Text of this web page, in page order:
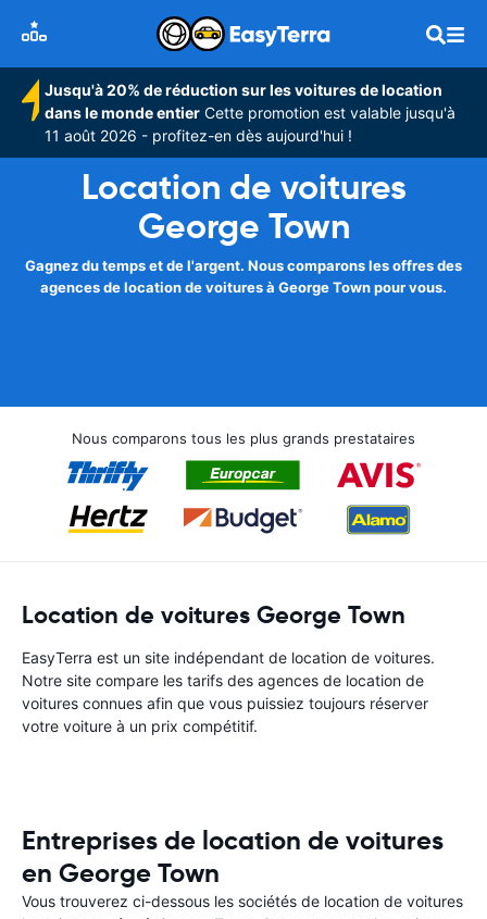
Jusqu'à 20% de réduction sur les voitures de location
dans le monde entier Cette promotion est valable jusqu'à
11 août 2026 - profitez-en dès aujourd'hui !
Location de voitures
George Town
Gagnez du temps et de l'argent. Nous comparons les offres des
agences de location de voitures à George Town pour vous.
Nous comparons tous les plus grands prestataires
Location de voitures George Town
EasyTerra est un site indépendant de location de voitures.
Notre site compare les tarifs des agences de location de
voitures connues afin que vous puissiez toujours réserver
votre voiture à un prix compétitif.
Entreprises de location de voitures
en George Town
Vous trouverez ci-dessous les sociétés de location de voitures